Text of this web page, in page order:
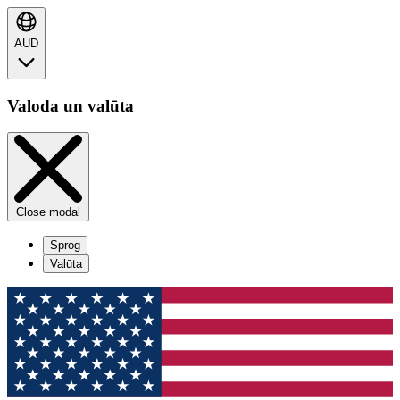
AUD
Valoda un valūta
Close modal
Sprog
Valūta